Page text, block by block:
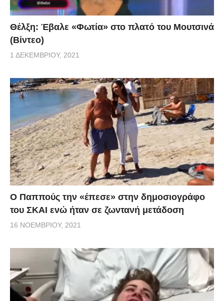
Θέλξη: Έβαλε «Φωτία» στο πλατό του Μουτσινά
(Βίντεο)
1 ΔΕΚΕΜΒΡΊΟΥ, 2021
Ο Παππούς την «έπεσε» στην δημοσιογράφο
του ΣΚΑΙ ενώ ήταν σε ζωντανή μετάδοση
16 ΝΟΕΜΒΡΊΟΥ, 2021